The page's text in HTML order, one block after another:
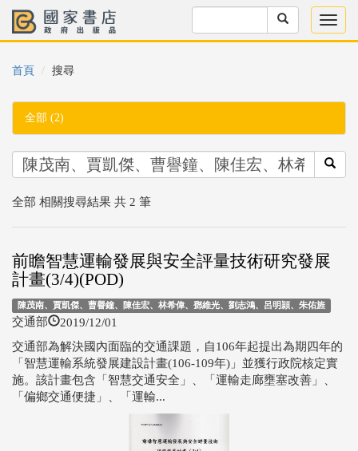
首頁 搜尋
全部 (2)
全部 相關搜尋結果 共 2 筆
前瞻智慧運輸發展與安全評量技術研究發展
計畫(3/4)(POD)
陳茂南、賈凱傑、曹譽鐘、陳佳宏、林希偉、鄧維光、劉志鴻、呂明頴、朱佑旌
交通部 2019/12/01
交通部為解決國內面臨的交通課題，自106年起提出為期四年的
「智慧運輸系統發展建設計畫(106-109年)」並獲行政院核定實
施。該計畫包含「智慧交通安全」、「運輸走廊壅塞改善」、
「偏鄉交通便捷」、「運輸...